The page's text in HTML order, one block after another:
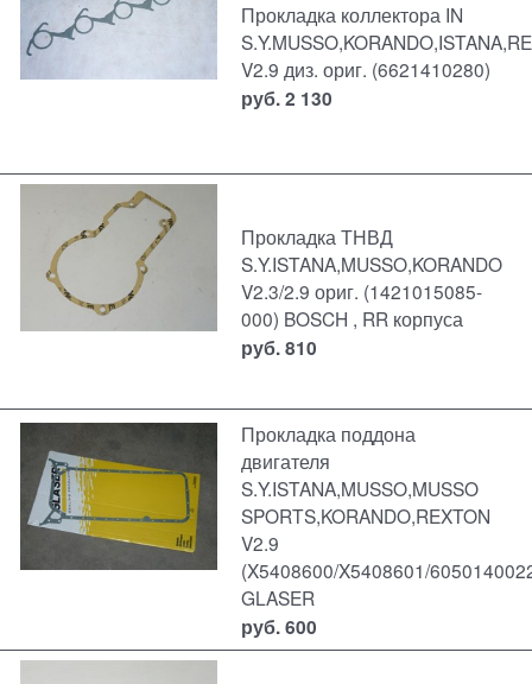
Прокладка коллектора IN
V2.9 диз. ориг. (6621410280)
руб.2 130
Прокладка ТНВД
S.Y.ISTANA,MUSSO,KORANDO
V2.3/2.9 ориг. (1421015085-
000) BOSCH , RR корпуса
руб.810
Прокладка поддона
двигателя
S.Y.ISTANA,MUSSO,MUSSO
SPORTS,KORANDO,REXTON
V2.9
(X5408600/X5408601/
GLASER
руб.600